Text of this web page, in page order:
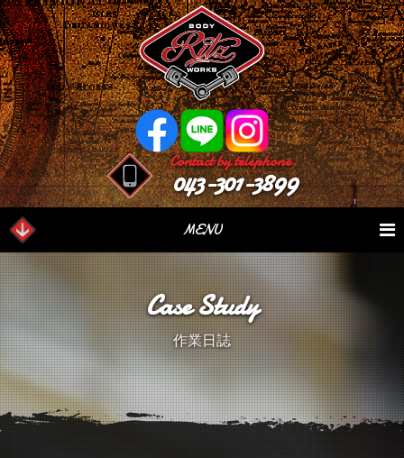
Contact by telephone.
043-301-3899
MENU
Our Serivce
業務内容 在庫車情報
Parts Sales
パーツ情報 Case Study
作業日誌
Blog
つぶやき Factory
会社概要
Case Study
作業日誌